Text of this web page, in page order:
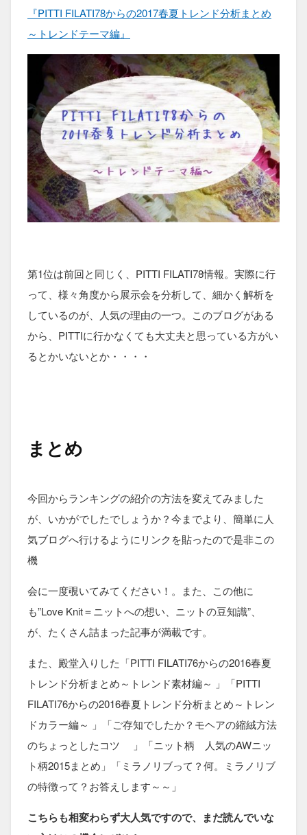
『PITTI FILATI78からの2017春夏トレンド分析まとめ
～トレンドテーマ編』
第1位は前回と同じく、PITTI FILATI78情報。実際に行
って、様々角度から展示会を分析して、細かく解析を
しているのが、人気の理由の一つ。このブログがある
から、PITTIに行かなくても大丈夫と思っている方がい
るとかいないとか・・・・
まとめ
今回からランキングの紹介の方法を変えてみました
が、いかがでしたでしょうか？今までより、簡単に人
気ブログへ行けるようにリンクを貼ったので是非この
機
会に一度覗いてみてください！。また、この他に
も”Love Knit＝ニットへの想い、ニットの豆知識”、
が、たくさん詰まった記事が満載です。
また、殿堂入りした「PITTI FILATI76からの2016春夏
トレンド分析まとめ～トレンド素材編～ 」「PITTI
FILATI76からの2016春夏トレンド分析まとめ～トレン
ドカラー編～ 」「ご存知でしたか？モヘアの縮絨方法
のちょっとしたコツ 」「ニット柄 人気のAWニッ
ト柄2015まとめ」「ミラノリブって？何。ミラノリブ
の特徴って？お答えします～～」
こちらも相変わらず大人気ですので、まだ読んでいな